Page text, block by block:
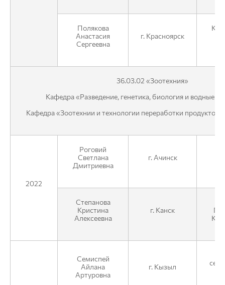
Полякова
Анастасия
Сергеевна
г. Красноярск
36.03.02 «Зоотехния»
Кафедра «Разведение, генетика, биология и водные
Кафедра «Зоотехнии и технологии переработки продуктов
2022
Роговий
Светлана
Дмитриевна
г. Ачинск
Степанова
Кристина
Алексеевна
г. Канск
Семиспей
Айлана
Артуровна
г. Кызыл